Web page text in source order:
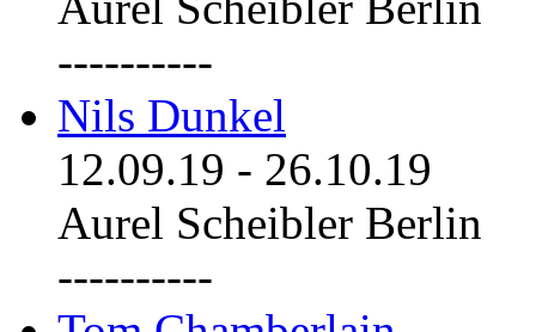
----------
Nils Dunkel
12.09.19 - 26.10.19
Aurel Scheibler Berlin
----------